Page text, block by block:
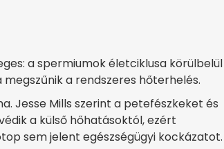
a spermiumok életciklusa körülbelül
a rendszeres hőterhelés.
Jesse Mills szerint a petefészkeket és
a külső hőhatásoktól, ezért
sem jelent egészségügyi kockázatot.